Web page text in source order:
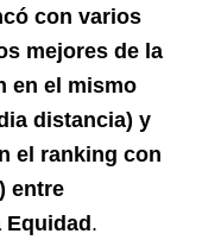
con varios
mejores de la
en el mismo
distancia) y
el ranking con
entre
Equidad.